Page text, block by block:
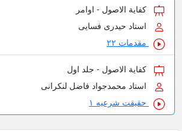
کفایة الاصول - اوامر
استاد حیدری فسایی
مقدمات ۲۲
کفایة الاصول - جلد اول
استاد محمدجواد فاضل لنکرانی
حقیقت شرعیه ۱